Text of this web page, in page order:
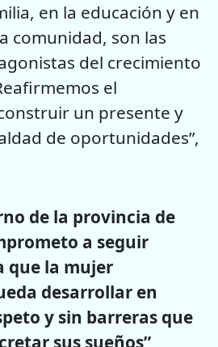
en la educación y en
comunidad, son las
del crecimiento
el
un presente y
de oportunidades”,
de la provincia de
a seguir
que la mujer
desarrollar en
y sin barreras que
sus sueños”,